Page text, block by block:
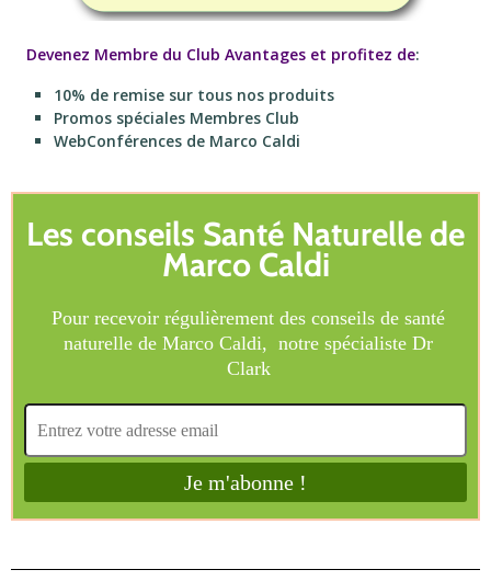
Devenez Membre du Club Avantages et profitez de:
10% de remise sur tous nos produits
Promos spéciales Membres Club
WebConférences de Marco Caldi